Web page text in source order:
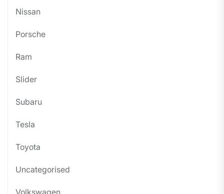
Nissan
Porsche
Ram
Slider
Subaru
Tesla
Toyota
Uncategorised
Volkswagen